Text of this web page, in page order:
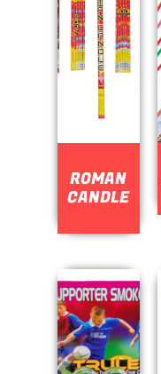
ROMAN
CANDLE